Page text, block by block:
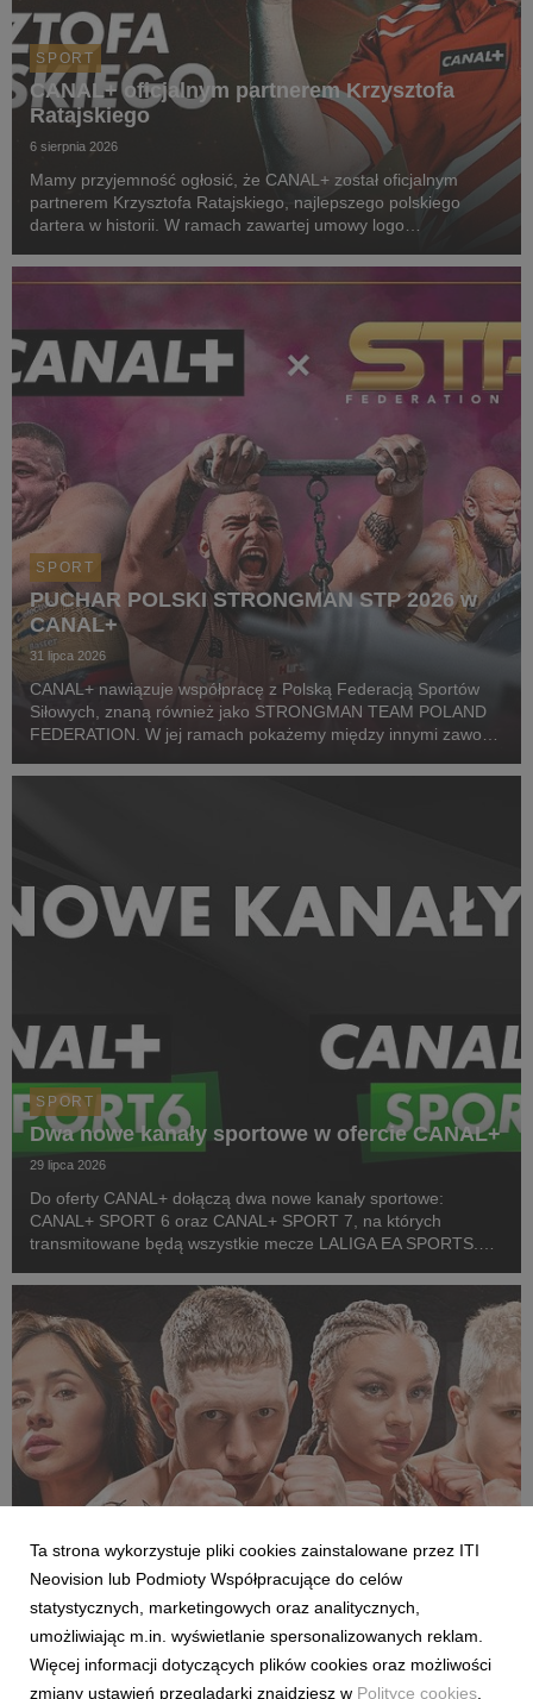
SPORT
CANAL+ oficjalnym partnerem Krzysztofa
Ratajskiego
6 sierpnia 2026
Mamy przyjemność ogłosić, że CANAL+ został oficjalnym
partnerem Krzysztofa Ratajskiego, najlepszego polskiego
dartera w historii. W ramach zawartej umowy logo
startowych naszego zawodnika podczas
SPORT
PUCHAR POLSKI STRONGMAN STP 2026 w
CANAL+
31 lipca 2026
CANAL+ nawiązuje współpracę z Polską Federacją Sportów
Siłowych, znaną również jako STRONGMAN TEAM POLAND
FEDERATION. W jej ramach pokażemy między innymi zawody
Pierwszym wydarzeniem prezentowanym w CANAL+ SPORT 5
SPORT
Dwa nowe kanały sportowe w ofercie CANAL+
29 lipca 2026
Do oferty CANAL+ dołączą dwa nowe kanały sportowe:
CANAL+ SPORT 6 oraz CANAL+ SPORT 7, na których
transmitowane będą wszystkie mecze LALIGA EA SPORTS.
pierwszej kolejki sezonu 2026/27 ligi hiszpańskiej, po formaln...
SPORT
Pełne walki półfinałowe „Projekt Fighter” już
w serwisie streamingowym CANAL+
29 lipca 2026
Ta strona wykorzystuje pliki cookies zainstalowane przez ITI
Neovision lub Podmioty Współpracujące do celów
statystycznych, marketingowych oraz analitycznych,
umożliwiając m.in. wyświetlanie spersonalizowanych reklam.
Więcej informacji dotyczących plików cookies oraz możliwości
zmiany ustawień przeglądarki znajdziesz w Polityce cookies